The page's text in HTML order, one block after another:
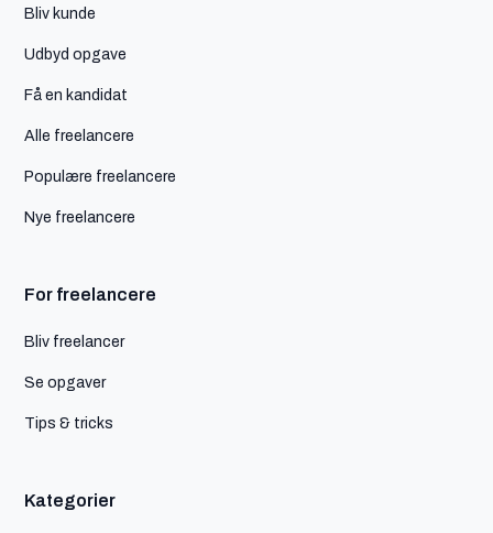
Bliv kunde
Udbyd opgave
Få en kandidat
Alle freelancere
Populære freelancere
Nye freelancere
For freelancere
Bliv freelancer
Se opgaver
Tips & tricks
Kategorier